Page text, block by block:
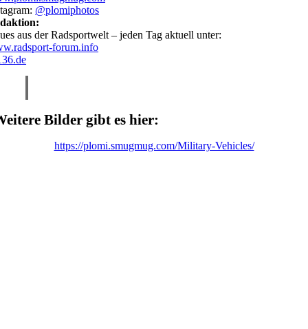
@plomiphotos
aus der Radsportwelt – jeden Tag aktuell unter:
forum.info
Bilder gibt es hier:
https://plomi.smugmug.com/Military-Vehicles/